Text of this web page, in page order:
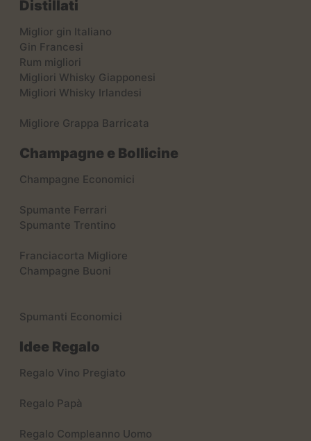
Distillati
Miglior gin Italiano
Gin Francesi
Rum migliori
Migliori Whisky Giapponesi
Migliori Whisky Irlandesi
Migliore Grappa Barricata
Champagne e Bollicine
Champagne Economici
Spumante Ferrari
Spumante Trentino
Franciacorta Migliore
Champagne Buoni
Spumanti Economici
Idee Regalo
Regalo Vino Pregiato
Regalo Papà
Regalo Compleanno Uomo